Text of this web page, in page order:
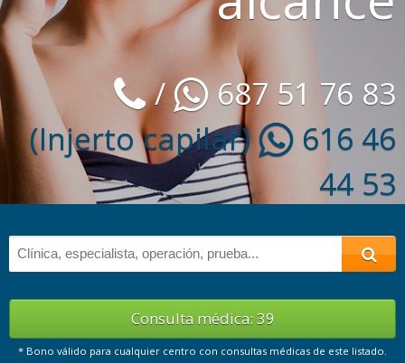
/
687 51 76 83
(Injerto capilar)
616 46
44 53
Consulta médica: 39
* Bono válido para cualquier centro con consultas médicas de este listado